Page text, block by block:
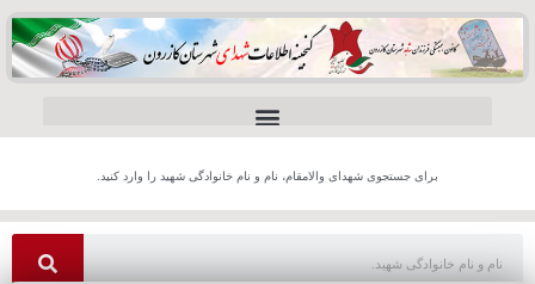
برای جستجوی شهدای والامقام، نام و نام خانوادگی شهید را وارد کنید.